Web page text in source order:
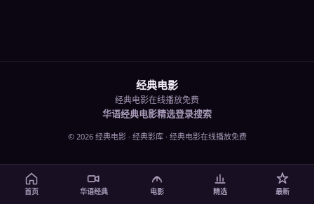
经典电影
经典电影在线播放免费
华语经典电影精选登录搜索
© 2026 经典电影· 经典影库· 经典电影在线播放免费
首页 华语经典 电影 精选 最新